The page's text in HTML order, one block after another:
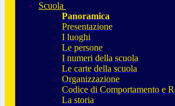
Scuola
Panoramica
Presentazione
I luoghi
Le persone
I numeri della scuola
Le carte della scuola
Organizzazione
Codice di Comportamento e
La storia